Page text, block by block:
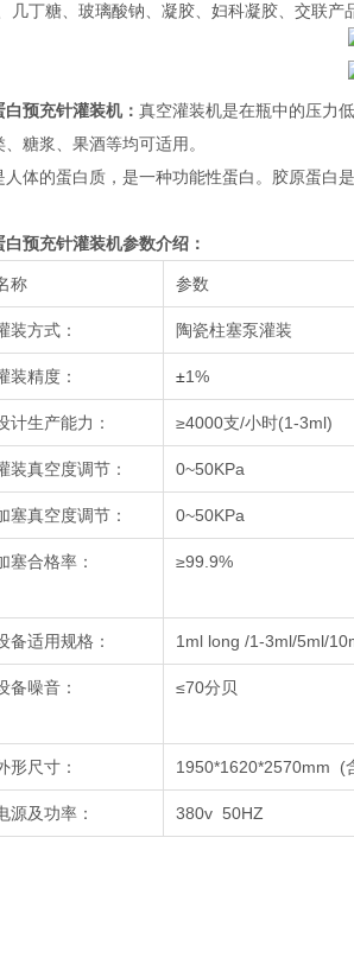
几丁糖、玻璃酸钠、凝胶、妇科凝胶、交联
白预充针灌装机： 真空灌装机是在瓶中的压力
、糖浆、果酒等均可适用。
人体的蛋白质，是一种功能性蛋白。胶原蛋白
白预充针灌装机参数介绍：
称 参数
装方式： 陶瓷柱塞泵灌装
装精度： ±1%
计生产能力： ≥4000支/小时(1-3ml)
装真空度调节： 0~50KPa
塞真空度调节： 0~50KPa
塞合格率： ≥99.9%
备适用规格： 1ml long /1-3ml/5ml/
备噪音： ≤70分贝
形尺寸： 1950*1620*2570mm (
源及功率： 380v 50HZ